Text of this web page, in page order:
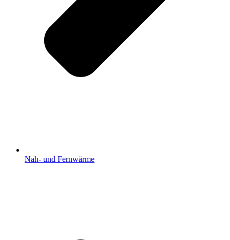
Nah- und Fernwärme